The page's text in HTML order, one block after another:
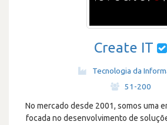
Create IT
Tecnologia da
51-200
No mercado desde 2001, somos uma
focada no desenvolvimento de